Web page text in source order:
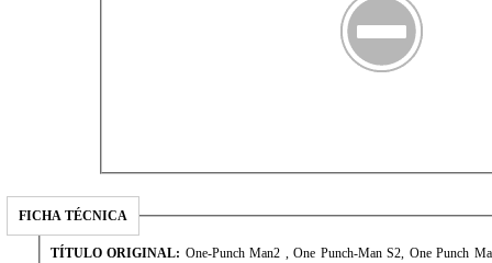
FICHA TÉCNICA
TÍTULO ORIGINAL: One-Punch Man2 , One Punch-Man S2, One Punch